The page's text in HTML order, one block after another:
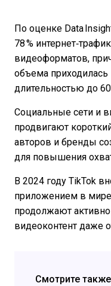
По оценке Data
78 %
видеоформатов,
объема приходилась
длительностью до 60
Социальные сети и
продвигают
авторов и бренды
для повышения
В 2024 году TikTok
приложением в
продолжают
видеоконтент даже
Смотрите